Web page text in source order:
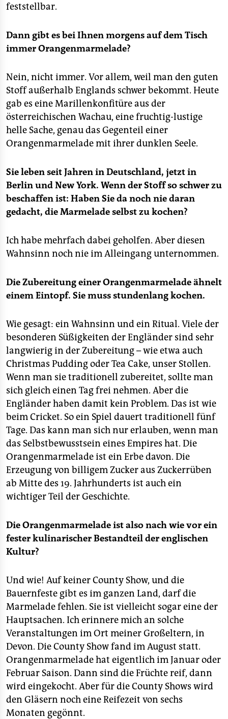
feststellbar.
Dann gibt es bei Ihnen morgens auf dem Tisch
immer Orangenmarmelade?
Nein, nicht immer. Vor allem, weil man den guten
Stoff außerhalb Englands schwer bekommt. Heute
gab es eine Marillenkonfitüre aus der
österreichischen Wachau, eine fruchtig-lustige
helle Sache, genau das Gegenteil einer
Orangenmarmelade mit ihrer dunklen Seele.
Sie leben seit Jahren in Deutschland, jetzt in
Berlin und New York. Wenn der Stoff so schwer zu
beschaffen ist: Haben Sie da noch nie daran
gedacht, die Marmelade selbst zu kochen?
Ich habe mehrfach dabei geholfen. Aber diesen
Wahnsinn noch nie im Alleingang unternommen.
Die Zubereitung einer Orangenmarmelade ähnelt
einem Eintopf. Sie muss stundenlang kochen.
Wie gesagt: ein Wahnsinn und ein Ritual. Viele der
besonderen Süßigkeiten der Engländer sind sehr
langwierig in der Zubereitung – wie etwa auch
Christmas Pudding oder Tea Cake, unser Stollen.
Wenn man sie traditionell zubereitet, sollte man
sich gleich einen Tag frei nehmen. Aber die
Engländer haben damit kein Problem. Das ist wie
beim Cricket. So ein Spiel dauert traditionell fünf
Tage. Das kann man sich nur erlauben, wenn man
das Selbstbewusstsein eines Empires hat. Die
Orangenmarmelade ist ein Erbe davon. Die
Erzeugung von billigem Zucker aus Zuckerrüben
ab Mitte des 19. Jahrhunderts ist auch ein
wichtiger Teil der Geschichte.
Die Orangenmarmelade ist also nach wie vor ein
fester kulinarischer Bestandteil der englischen
Kultur?
Und wie! Auf keiner County Show, und die
Bauernfeste gibt es im ganzen Land, darf die
Marmelade fehlen. Sie ist vielleicht sogar eine der
Hauptsachen. Ich erinnere mich an solche
Veranstaltungen im Ort meiner Großeltern, in
Devon. Die County Show fand im August statt.
Orangenmarmelade hat eigentlich im Januar oder
Februar Saison. Dann sind die Früchte reif, dann
wird eingekocht. Aber für die County Shows wird
den Gläsern noch eine Reifezeit von sechs
Monaten gegönnt.